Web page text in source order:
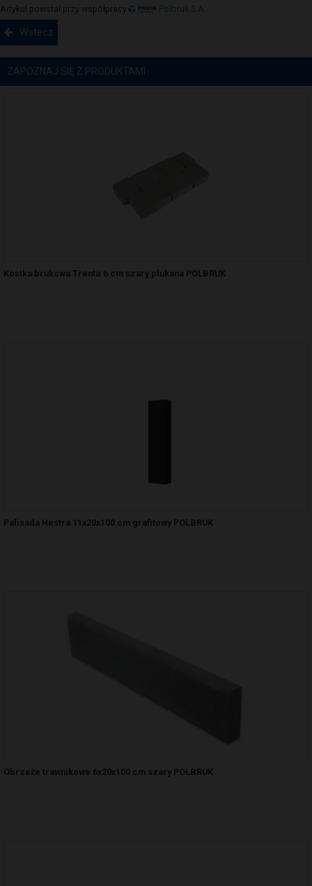
Artykuł powstał przy współpracy Polbruk S.A.
Wstecz
ZAPOZNAJ SIĘ Z PRODUKTAMI
Kostka brukowa Trento 6 cm szary płukana POLBRUK
Palisada Hestra 11x20x100 cm grafitowy POLBRUK
Obrzeże trawnikowe 6x20x100 cm szary POLBRUK